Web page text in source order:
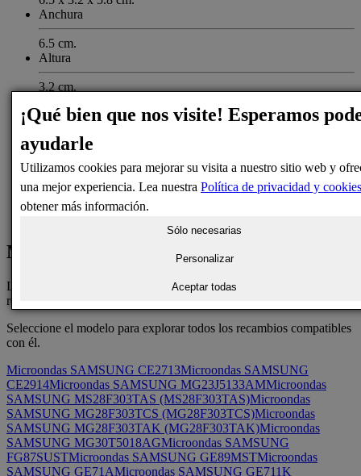
Anchura
6.5 cm.
Altura
3.2 cm.
Voltaje
21 V
Potencia
Modelos compatibles
Los modelos compatibles son aquellos que pueden utilizar el
recambio DE31-10154D.
Seleccione el modelo para explorar todos los recambios compatibles
con él.
Microondas SAMSUNG CE2713Microondas SAMSUNG
CE2914Microondas SAMSUNG MG23J5133AMMicroondas
SAMSUNG MS28F303TAS (MS28F303TAS)Microondas
SAMSUNG MG28F303TCS (MG28F303TCS)Microondas
SAMSUNG MG28F303TAK (MG28F303TAK)Microondas
SAMSUNG MG30T5018AGMicroondas SAMSUNG
FG87SUSTMicroondas SAMSUNG GE89MSTMicroondas
SAMSUNG GE71AMicroondas SAMSUNG GE711K
¡Qué bien que nos visite! Esperamos
ayudarle
Utilizamos cookies para mejorar su visita a nuestro sitio web y
una mejor experiencia. Lea nuestraPolítica de privacidad y
obtener más información.
Sólo necesarias
Personalizar
Aceptar todas